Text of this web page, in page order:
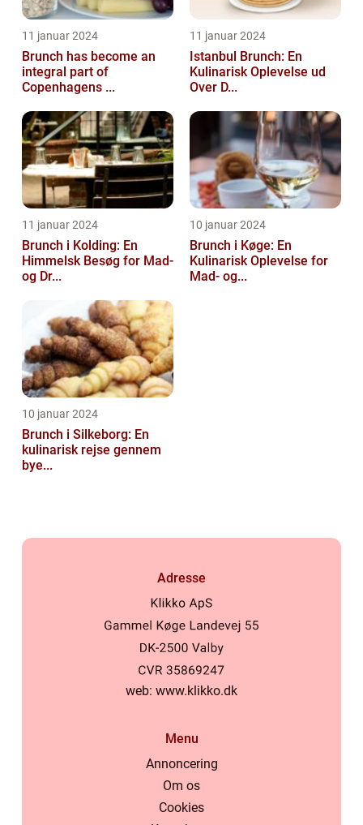
11 januar 2024
Brunch has become an
integral part of
Copenhagens ...
11 januar 2024
Istanbul Brunch: En
Kulinarisk Oplevelse ud
Over D...
11 januar 2024
Brunch i Kolding: En
Himmelsk Besøg for Mad-
og Dr...
10 januar 2024
Brunch i Køge: En
Kulinarisk Oplevelse for
Mad- og...
10 januar 2024
Brunch i Silkeborg: En
kulinarisk rejse gennem
bye...
Adresse
web: www.klikko.dk
Menu
Annoncering
Om os
Cookies